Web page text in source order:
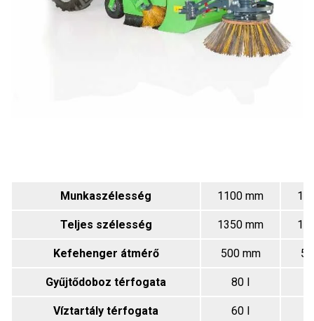
Munkaszélesség 1100 mm
Teljes szélesség 1350 mm
Kefehenger átmérő 500 mm
Gyűjtődoboz térfogata 80 l
Víztartály térfogata 60 l